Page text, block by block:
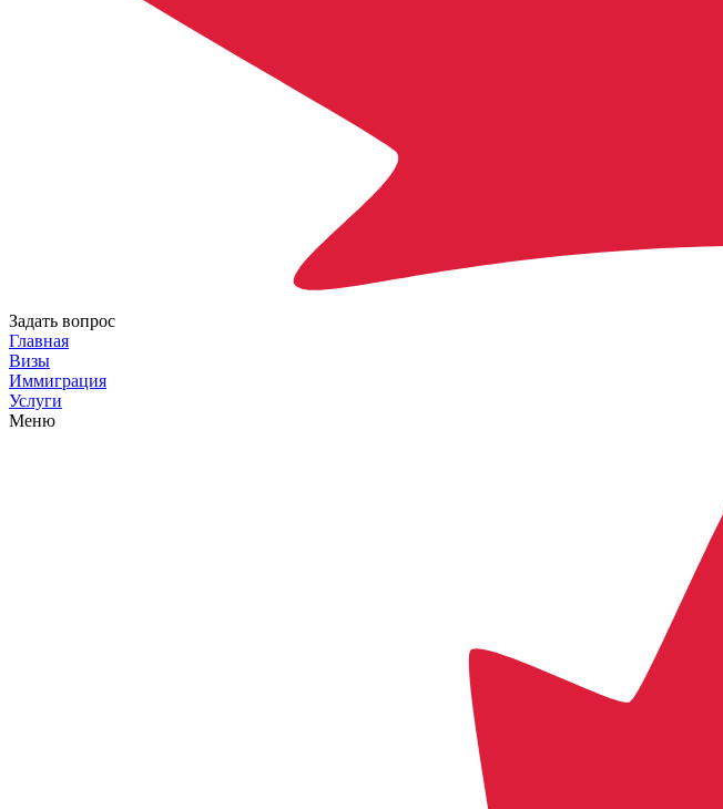
Задать вопрос
Главная
Визы
Иммиграция
Услуги
Меню